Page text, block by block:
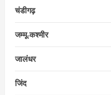
चंडीगढ़
जम्मू‑कश्मीर
जालंधर
जिंद